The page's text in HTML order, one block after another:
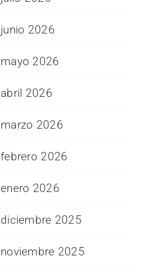
junio 2026
mayo 2026
abril 2026
marzo 2026
febrero 2026
enero 2026
diciembre 2025
noviembre 2025